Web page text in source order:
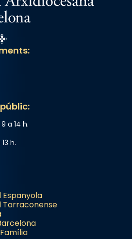
és calor, ves per les
Barcelona
és juntament amb el
un dels que
de prop Jesús.
a Jerusalem per
l'any 44).
de les invasions
com a patró dels
i més tard de tota
Estel Cristiana
a 14 h.
h.
Tarraconense